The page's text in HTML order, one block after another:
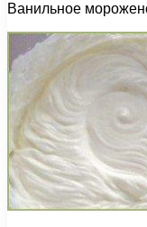
Ванильное